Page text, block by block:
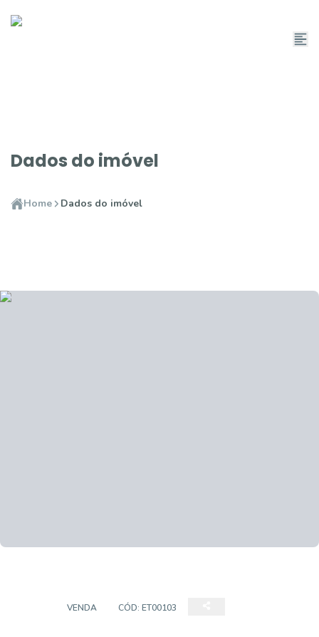
Dados do imóvel
Home Dados do imóvel
VENDA CÓD: ET00103